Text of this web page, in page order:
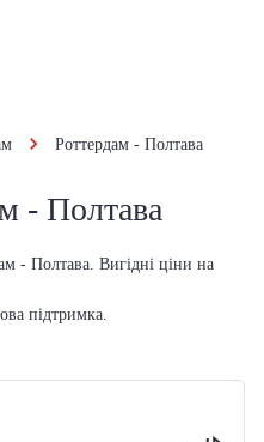
Роттердам - Полтава
- Полтава
- Полтава. Вигідні ціни на
підтримка.